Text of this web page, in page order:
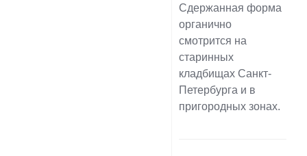
Сдержанная форма
органично
смотрится на
старинных
кладбищах Санкт-
Петербурга и в
пригородных зонах.